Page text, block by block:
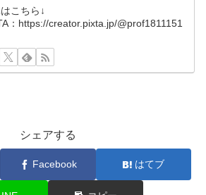
こちら↓
：https://creator.pixta.jp/@prof1811151
シェアする
Facebook はてブ